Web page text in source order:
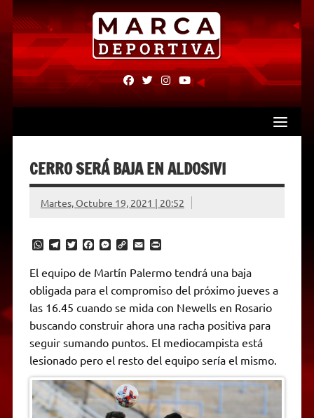
Skip
content
fab
fa-
fab
fa-
fab fab
CERRO SERÁ BAJA EN ALDOSIVI
Martes, Octubre 19, 2021 | 20:52
W
t
s
A
p
p
T
l
e
g
a
m
T
t
t
r
F
c
e
b
o
k
M
s
s
e
g
e
C
p
y
L
n
k
E
a
i
l
P
n
t
r
i
n
d
l
y
El equipo de Martín Palermo tendrá una baja
obligada para el compromiso del próximo jueves a
las 16.45 cuando se mida con Newells en Rosario
buscando construir ahora una racha positiva para
seguir sumando puntos. El mediocampista está
lesionado pero el resto del equipo sería el mismo.